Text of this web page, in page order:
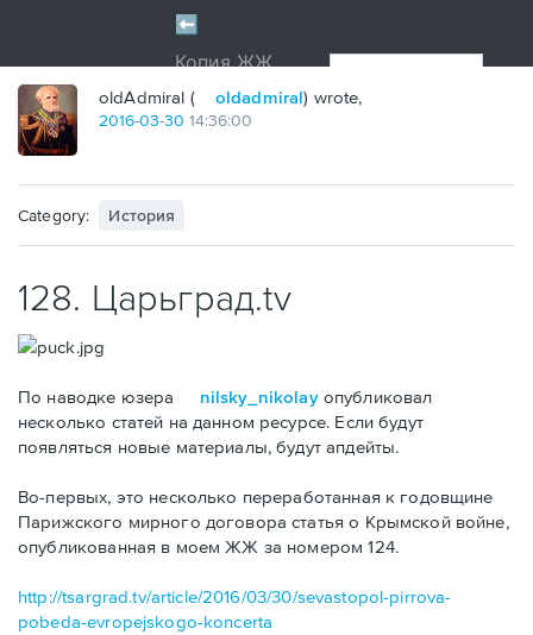
oldAdmiral ( oldadmiral) wrote,
2016-03-30 14:36:00
Category: История
128. Царьград.tv
По наводке юзера nilsky_nikolayопубликовал
несколько статей на данном ресурсе. Если будут
появляться новые материалы, будут апдейты.
Во-первых, это несколько переработанная к годовщине
Парижского мирного договора статья о Крымской войне,
опубликованная в моем ЖЖ за номером 124.
http://tsargrad.tv/article/2016/03/30/sevastopol-pirrova-
pobeda-evropejskogo-koncerta